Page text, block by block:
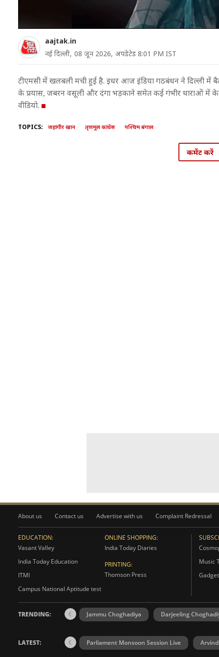
aajtak.in
नई दिल्ली, 08 जून 2026, अपडेटेड 8:01 PM IST
टीएमसी में खलबली मची हुई है. इधर आज इंडिया गठबंधन ने दिल्ली में
के प्रयास, जबरन वसूली और दंगा भड़काने समेत कई गंभीर धाराओं में
वीडियो.
TOPICS: जहांगीर खान तृणमूल कांग्रेस पश्चिम बंगाल
कमेंट करें
About us Contact us Advertise with us Complaint Redressal
EDUCATION:
Vasant Valley
India Today Education
ITMI
Campus National Aptitude test
ONLINE SHOPPING:
India Today Diaries
PRINTING:
Thomson Press
Music
TRENDING: Jammu Choghadiya Darjeeling
LATEST: Parliament Monsoon Session Live